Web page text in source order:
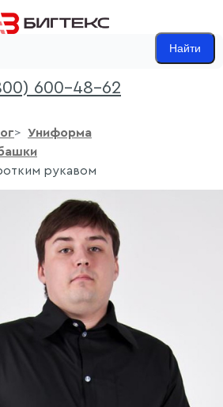
Найти
600-48-62
Униформа
рукавом